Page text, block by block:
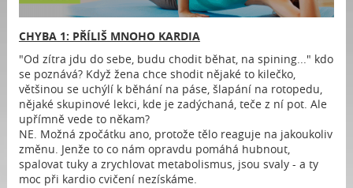
CHYBA 1: PŘÍLIŠ MNOHO KARDIA
"Od zítra jdu do sebe, budu chodit běhat, na spining..." kdo
se poznává? Když žena chce shodit nějaké to kilečko,
většinou se uchýlí k běhání na páse, šlapání na rotopedu,
nějaké skupinové lekci, kde je zadýchaná, teče z ní pot. Ale
upřímně vede to někam?
NE. Možná zpočátku ano, protože tělo reaguje na jakoukoliv
změnu. Jenže to co nám opravdu pomáhá hubnout,
spalovat tuky a zrychlovat metabolismus, jsou svaly - a ty
moc při kardio cvičení nezískáme.